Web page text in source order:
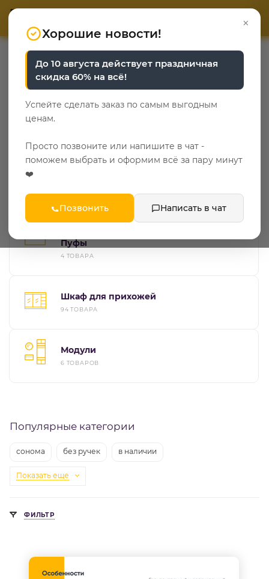
0
Мебель для прихожей
33
Главная — Каталог — Мебель для прихожей
19 ТОВАРОВ
Пуфы
4 ТОВАРА
Шкаф для прихожей
94 ТОВАРА
Модули
6 ТОВАРОВ
Популярные категории
сонома без ручек в наличии
Показать еще
ФИЛЬТР
×
Хорошие новости!
До 10 августа действует праздничная
скидка 60% на всё!
Успейте сделать заказ по самым выгодным
ценам.
Просто позвоните или напишите в чат -
поможем выбрать и оформим всё за пару минут
❤️
Позвонить Написать в чат